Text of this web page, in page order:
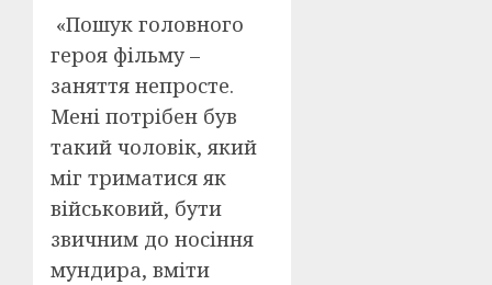
«Пошук головного
героя фільму –
заняття непросте.
Мені потрібен був
такий чоловік, який
міг триматися як
військовий, бути
звичним до носіння
мундира, вміти